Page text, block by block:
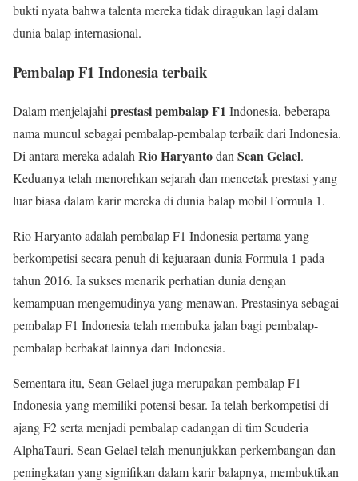
bukti nyata bahwa talenta mereka tidak diragukan lagi dalam
dunia balap internasional.
Pembalap F1 Indonesia terbaik
Dalam menjelajahi prestasi pembalap F1 Indonesia, beberapa
nama muncul sebagai pembalap-pembalap terbaik dari Indonesia.
Di antara mereka adalah Rio Haryantodan Sean Gelael.
Keduanya telah menorehkan sejarah dan mencetak prestasi yang
luar biasa dalam karir mereka di dunia balap mobil Formula 1.
Rio Haryanto adalah pembalap F1 Indonesia pertama yang
berkompetisi secara penuh di kejuaraan dunia Formula 1 pada
tahun 2016. Ia sukses menarik perhatian dunia dengan
kemampuan mengemudinya yang menawan. Prestasinya sebagai
pembalap F1 Indonesia telah membuka jalan bagi pembalap-
pembalap berbakat lainnya dari Indonesia.
Sementara itu, Sean Gelael juga merupakan pembalap F1
Indonesia yang memiliki potensi besar. Ia telah berkompetisi di
ajang F2 serta menjadi pembalap cadangan di tim Scuderia
AlphaTauri. Sean Gelael telah menunjukkan perkembangan dan
peningkatan yang signifikan dalam karir balapnya, membuktikan